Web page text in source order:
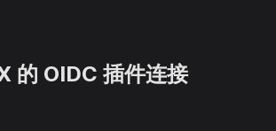
的 OIDC 插件连接